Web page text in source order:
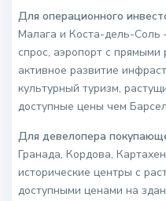
Для операционного
Малага и Коста-дель-
спрос, аэропорт с прямыми
активное развитие
культурный туризм,
доступные цены чем
Для девелопера
Гранада, Кордова,
исторические центры с
доступными ценами на